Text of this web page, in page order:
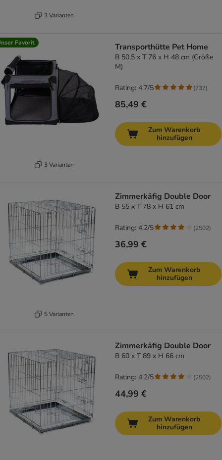
3 Varianten
Favorit
3 Varianten
Transporthütte Pet Home
B 50,5 x T 76 x H 48 cm (Größe
M)
85,49 €
Rating: 4.7/5 (737)
Zum Warenkorb
hinzufügen
5 Varianten
Zimmerkäfig Double Door
B 55 x T 78 x H 61 cm
36,99 €
Rating: 4.2/5 (2502)
Zum Warenkorb
hinzufügen
Zimmerkäfig Double Door
B 60 x T 89 x H 66 cm
44,99 €
Rating: 4.2/5 (2502)
Zum Warenkorb
hinzufügen